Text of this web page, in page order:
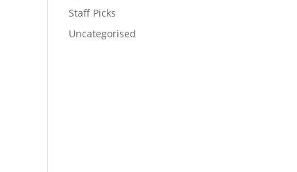
Staff Picks
Uncategorised